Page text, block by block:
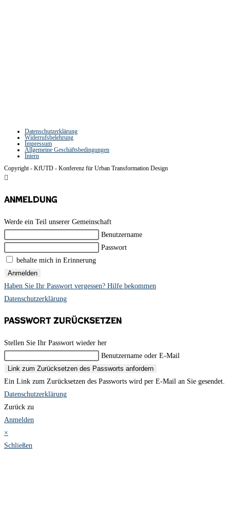
Datenschutzerklärung
Widerrufsbelehrung
Impressum
Allgemeine Geschäftsbedingungen
Intern
Copyright - KfUTD - Konferenz für Urban Transformation Design
Anmeldung
Werde ein Teil unserer Gemeinschaft
Benutzername
Passwort
behalte mich in Erinnerung
Anmelden
Haben Sie Ihr Passwort vergessen? Hilfe bekommen
Datenschutzerklärung
Passwort zurücksetzen
Stellen Sie Ihr Passwort wieder her
Benutzername oder E-Mail
Link zum Zurücksetzen des Passworts anfordern
Ein Link zum Zurücksetzen des Passworts wird per E-Mail an Sie gesendet.
Datenschutzerklärung
Zurück zu
Anmelden
×
Schließen